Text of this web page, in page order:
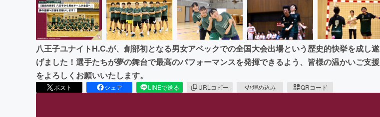
八王子ユナイトH.C.が、創部初となる男女アベックでの全国大会出場という歴史的快挙を成し遂
げました！選手たちが夢の舞台で最高のパフォーマンスを発揮できるよう、皆様の温かいご支援
をよろしくお願いいたします。
ポスト シェア LINEで送る URLコピー 埋め込み QRコード